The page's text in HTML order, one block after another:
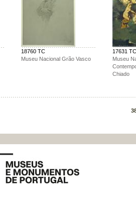
18760 TC
Museu Nacional Grão Vasco
17631 TC
Museu
Chiado